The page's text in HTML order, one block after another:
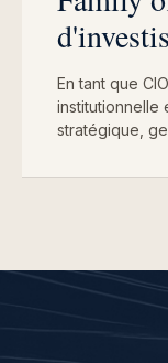
En tant que
institutionnelle
stratégique,